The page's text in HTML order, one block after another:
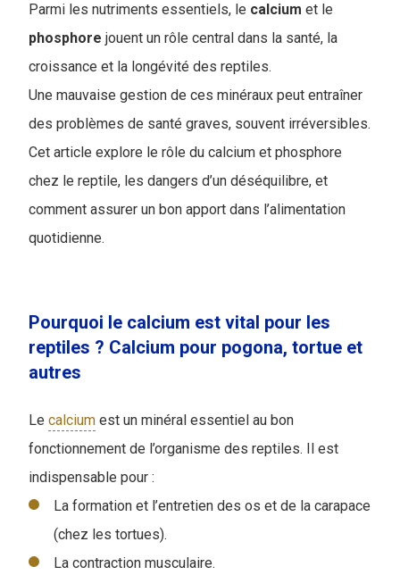
Parmi les nutriments essentiels, le calcium et le
phosphore jouent un rôle central dans la santé, la
croissance et la longévité des reptiles.
Une mauvaise gestion de ces minéraux peut entraîner
des problèmes de santé graves, souvent irréversibles.
Cet article explore le rôle du calcium et phosphore
chez le reptile, les dangers d’un déséquilibre, et
comment assurer un bon apport dans l’alimentation
quotidienne.
Pourquoi le calcium est vital pour les
reptiles ? Calcium pour pogona, tortue et
autres
Le calcium est un minéral essentiel au bon
fonctionnement de l’organisme des reptiles. Il est
indispensable pour :
La formation et l’entretien des os et de la carapace
(chez les tortues).
La contraction musculaire.